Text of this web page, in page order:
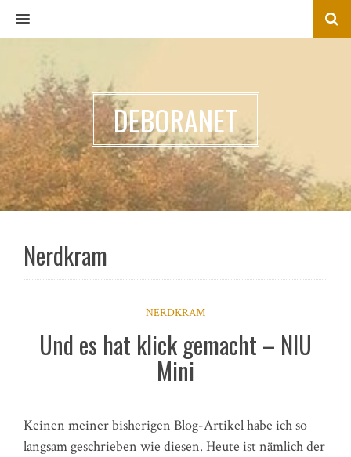
MENU
DEBORANET
Nerdkram
NERDKRAM
Und es hat klick gemacht – NIU
Mini
Keinen meiner bisherigen Blog-Artikel habe ich so
langsam geschrieben wie diesen. Heute ist nämlich der